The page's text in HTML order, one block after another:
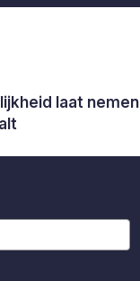
laat nemen